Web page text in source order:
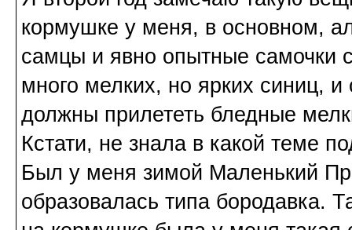
кормушке у меня, в основном,
самцы и явно опытные самочки
много мелких, но ярких синиц,
должны прилететь бледные
Кстати, не знала в какой теме
Был у меня зимой Маленький
образовалась типа бородавка.